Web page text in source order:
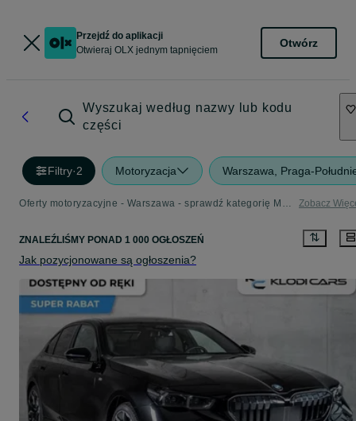
Przejdź do aplikacji
Otwieraj OLX jednym tapnięciem
Otwórz
Wyszukaj według nazwy lub kodu
części
Filtry·2 Motoryzacja Warszawa, Praga-
Oferty motoryzacyjne - Warszawa - sprawdź kategorię Motoryzacja Zobacz
ZNALEŹLIŚMY PONAD 1 000 OGŁOSZEŃ
Jak pozycjonowane są ogłoszenia?